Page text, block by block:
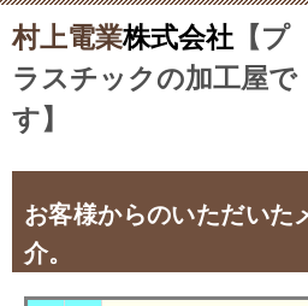
村上電業株式会社 【プ
ラスチックの加工屋で
す】
お客様からのいただいた
介。